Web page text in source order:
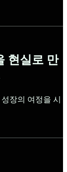
현실로 만
장의 여정을 시